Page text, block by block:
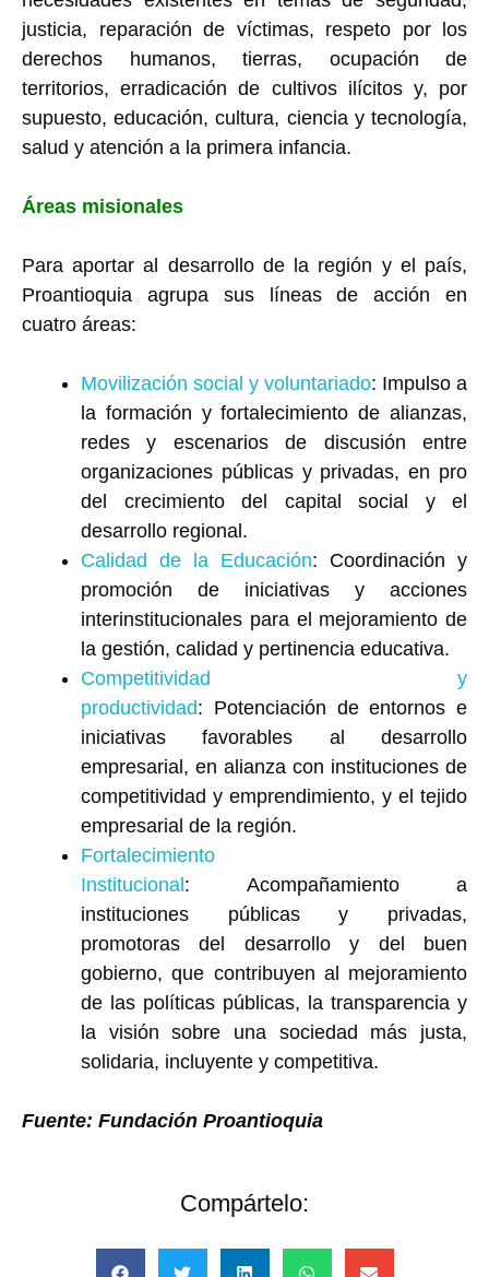
justicia, reparación de víctimas, respeto por los
derechos humanos, tierras, ocupación de
territorios, erradicación de cultivos ilícitos y, por
supuesto, educación, cultura, ciencia y tecnología,
salud y atención a la primera infancia.
Áreas misionales
Para aportar al desarrollo de la región y el país,
Proantioquia agrupa sus líneas de acción en
cuatro áreas:
Movilización social y voluntariado: Impulso a
la formación y fortalecimiento de alianzas,
redes y escenarios de discusión entre
organizaciones públicas y privadas, en pro
del crecimiento del capital social y el
desarrollo regional.
Calidad de la Educación: Coordinación y
promoción de iniciativas y acciones
interinstitucionales para el mejoramiento de
la gestión, calidad y pertinencia educativa.
Competitividad y
productividad: Potenciación de entornos e
iniciativas favorables al desarrollo
empresarial, en alianza con instituciones de
competitividad y emprendimiento, y el tejido
empresarial de la región.
Fortalecimiento
Institucional : Acompañamiento a
instituciones públicas y privadas,
promotoras del desarrollo y del buen
gobierno, que contribuyen al mejoramiento
de las políticas públicas, la transparencia y
la visión sobre una sociedad más justa,
solidaria, incluyente y competitiva.
Fuente: Fundación Proantioquia
Compártelo: